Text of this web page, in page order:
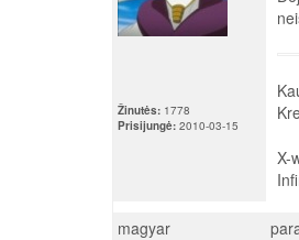
Žinutės: 1778
Prisijungė: 2010-03-15
X-
magyar